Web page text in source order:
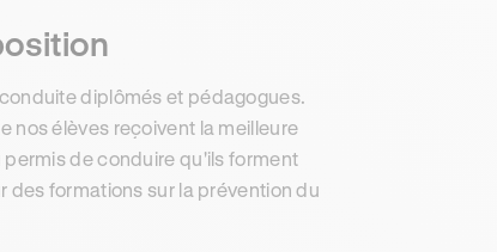
diplômés et pédagogues.
nos élèves reçoivent la meilleure
de conduire qu'ils forment
formations sur la prévention du